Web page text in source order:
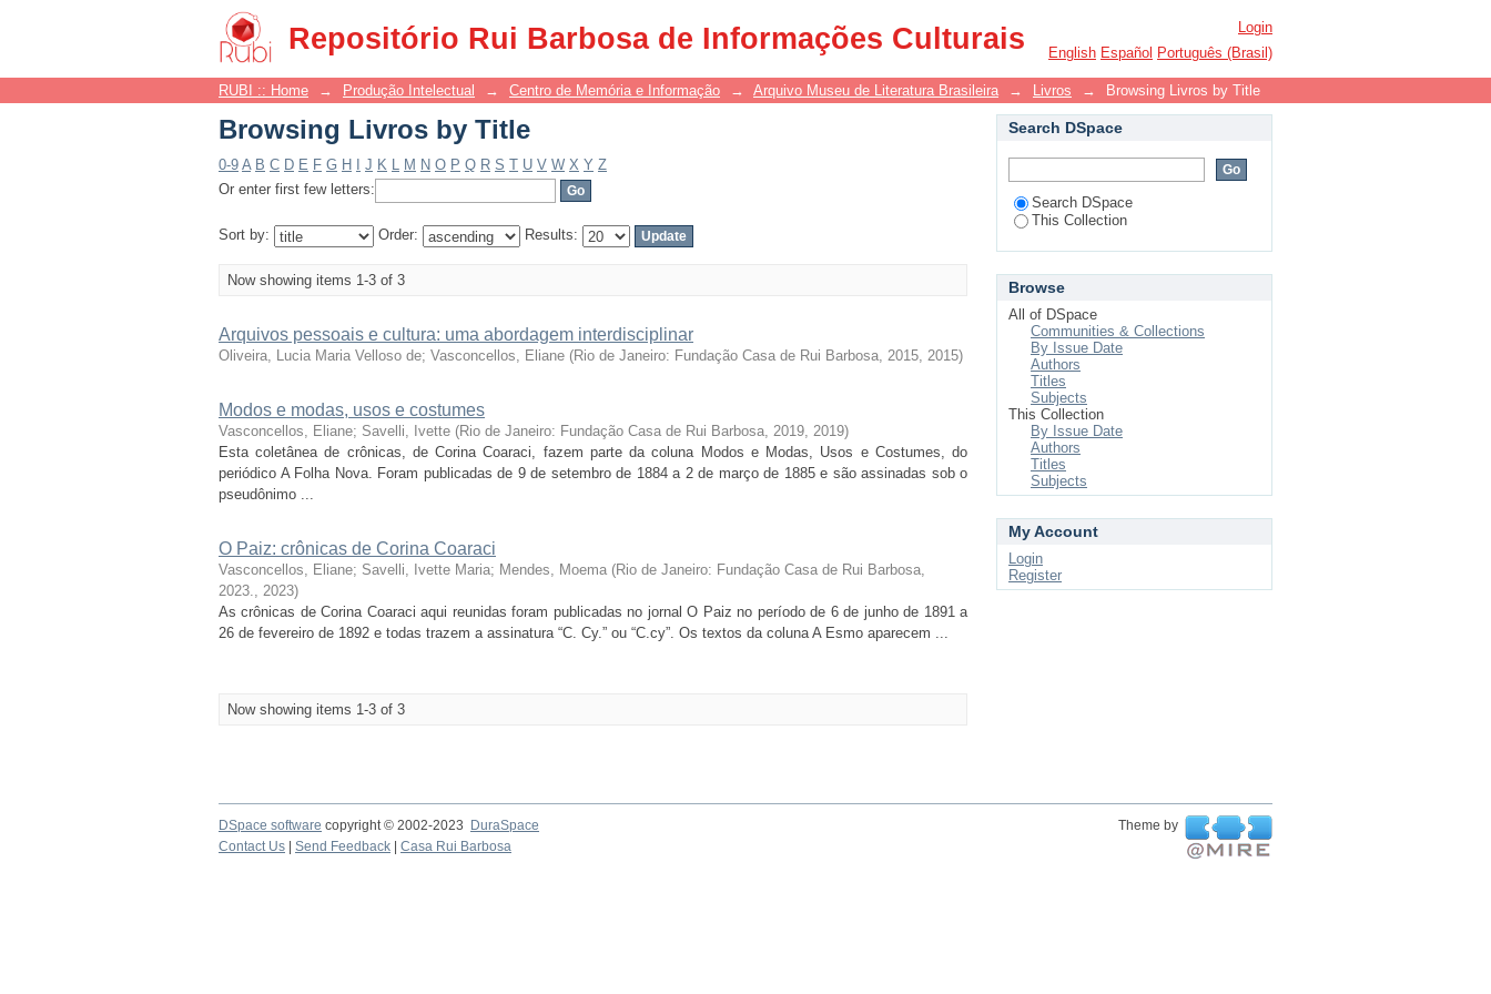
Repositório Rui Barbosa de Informações Culturais
Browsing Livros by Title
Login
English Español Português (Brasil)
RUBI :: Home → Produção Intelectual → Centro de Memória e Informação → Arquivo Museu de Literatura Brasileira → Livros → Browsing Livros by Title
Browsing Livros by Title
0-9 A B C D E F G H J K L M N O P Q R S T U V W X Y Z
Or enter first few letters:
Sort by: Order: Results:
Now showing items 1-3 of 3
Arquivos pessoais e cultura: uma abordagem interdisciplinar
Oliveira, Lucia Maria Velloso de; Vasconcellos, Eliane (Rio de Janeiro: Fundação Casa de Rui Barbosa, 2015, 2015)
Modos e modas, usos e costumes
Vasconcellos, Eliane; Savelli, Ivette (Rio de Janeiro: Fundação Casa de Rui Barbosa, 2019, 2019)
Esta coletânea de crônicas, de Corina Coaraci, fazem parte da coluna Modos e Modas, Usos e Costumes, do
periódico A Folha Nova. Foram publicadas de 9 de setembro de 1884 a 2 de março de 1885 e são assinadas sob o
pseudônimo ...
O Paiz: crônicas de Corina Coaraci
Vasconcellos, Eliane; Savelli, Ivette Maria; Mendes, Moema (Rio de Janeiro: Fundação Casa de Rui Barbosa,
2023., 2023)
As crônicas de Corina Coaraci aqui reunidas foram publicadas no jornal O Paiz no período de 6 de junho de 1891 a
26 de fevereiro de 1892 e todas trazem a assinatura “C. Cy.” ou “C.cy”. Os textos da coluna A Esmo aparecem ...
Now showing items 1-3 of 3
Search DSpace
Search DSpace
This Collection
Browse
All of DSpace
Communities & Collections
By Issue Date
Authors
Titles
Subjects
This Collection
By Issue Date
Authors
Titles
Subjects
My Account
Login
Register
DSpace software copyright © 2002-2023 DuraSpace
Theme by
Contact Us
Send Feedback Casa Rui Barbosa